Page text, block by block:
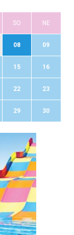
SO NE
08 09
15 16
22 23
29 30